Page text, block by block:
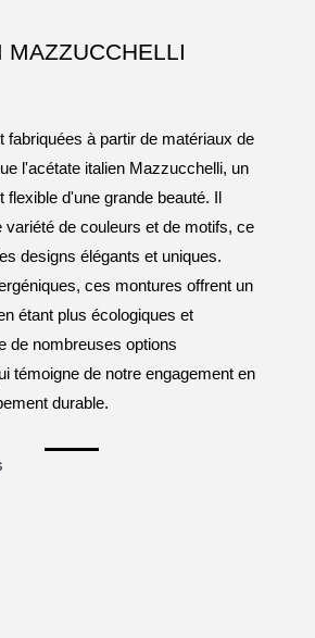
MAZZUCCHELLI
fabriquées à partir de matériaux de
l'acétate italien Mazzucchelli, un
d'une grande beauté. Il
variété de couleurs et de motifs, ce
designs élégants et uniques.
ces montures offrent un
étant plus écologiques et
de nombreuses options
témoigne de notre engagement en
durable.